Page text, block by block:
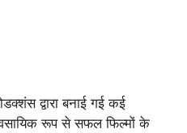
द्वारा बनाई गई कई
रूप से सफल फिल्मों के